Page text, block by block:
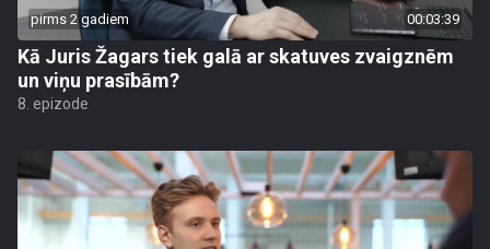
pirms 2 gadiem 00:03:39
Kā Juris Žagars tiek galā ar skatuves zvaigznēm
un viņu prasībām?
8. epizode